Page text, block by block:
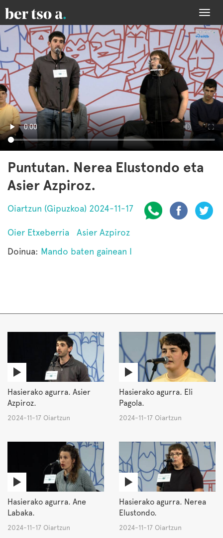
Puntutan. Nerea Elustondo eta
Asier Azpiroz.
Oiartzun (Gipuzkoa) 2024-11-17
Oier Etxeberria
Asier Azpiroz
Doinua: Mando baten gainean I
Hasierako agurra. Asier
Azpiroz.
2024-11-17 Oiartzun
Hasierako agurra. Eli
Pagola.
2024-11-17 Oiartzun
Hasierako agurra. Ane
Labaka.
2024-11-17 Oiartzun
Hasierako agurra. Nerea
Elustondo.
2024-11-17 Oiartzun